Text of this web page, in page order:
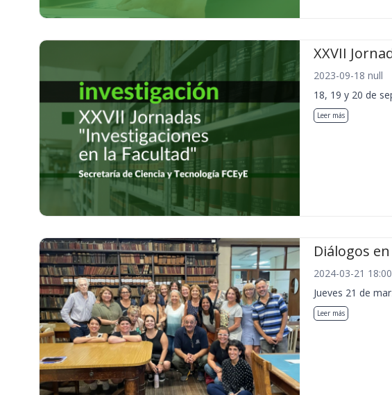
XXVII
2023-09-18 null
18, 19 y 20 de
Leer más
Diálogos
2024-03-21
Jueves 21 de
Leer más